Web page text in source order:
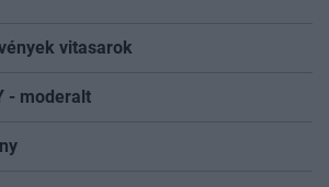
vitasarok
- moderalt